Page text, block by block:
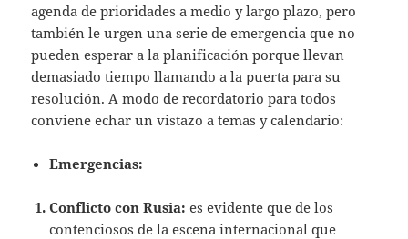
agenda de prioridades a medio y largo plazo, pero
también le urgen una serie de emergencia que no
pueden esperar a la planificación porque llevan
demasiado tiempo llamando a la puerta para su
resolución. A modo de recordatorio para todos
conviene echar un vistazo a temas y calendario:
Emergencias:
Conflicto con Rusia:es evidente que de los
contenciosos de la escena internacional que